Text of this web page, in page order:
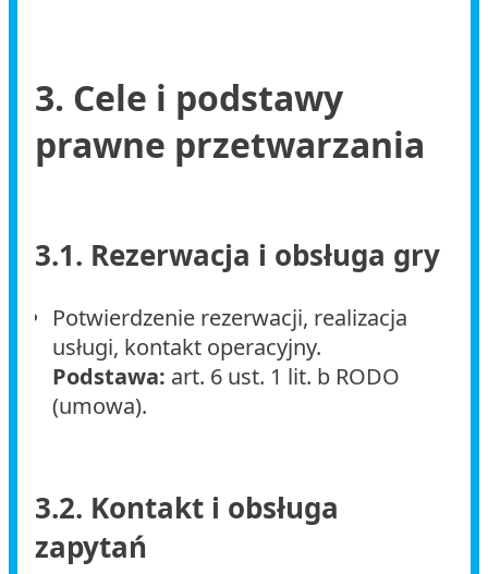
3. Cele i podstawy
prawne przetwarzania
3.1. Rezerwacja i obsługa gry
Potwierdzenie rezerwacji, realizacja
usługi, kontakt operacyjny.
Podstawa: art. 6 ust. 1 lit. b RODO
(umowa).
3.2. Kontakt i obsługa
zapytań